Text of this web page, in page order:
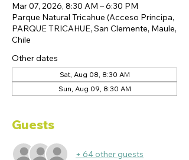
Mar 07, 2026, 8:30 AM – 6:30 PM
Parque Natural Tricahue (Acceso Principa,
PARQUE TRICAHUE, San Clemente, Maule,
Chile
Other dates
Sat, Aug 08, 8:30 AM
Sun, Aug 09, 8:30 AM
Guests
+ 64 other guests